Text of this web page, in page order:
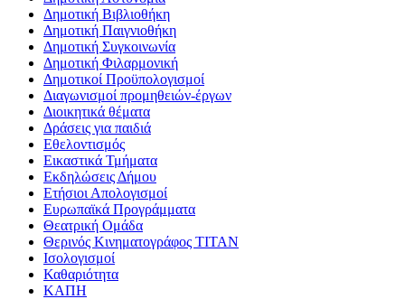
Δημοτική Βιβλιοθήκη
Δημοτική Παιγνιοθήκη
Δημοτική Συγκοινωνία
Δημοτική Φιλαρμονική
Δημοτικοί Προϋπολογισμοί
Διαγωνισμοί προμηθειών-έργων
Διοικητικά θέματα
Δράσεις για παιδιά
Εθελοντισμός
Εικαστικά Τμήματα
Εκδηλώσεις Δήμου
Ετήσιοι Απολογισμοί
Ευρωπαϊκά Προγράμματα
Θεατρική Ομάδα
Θερινός Κινηματογράφος ΤΙΤΑΝ
Ισολογισμοί
Καθαριότητα
ΚΑΠΗ